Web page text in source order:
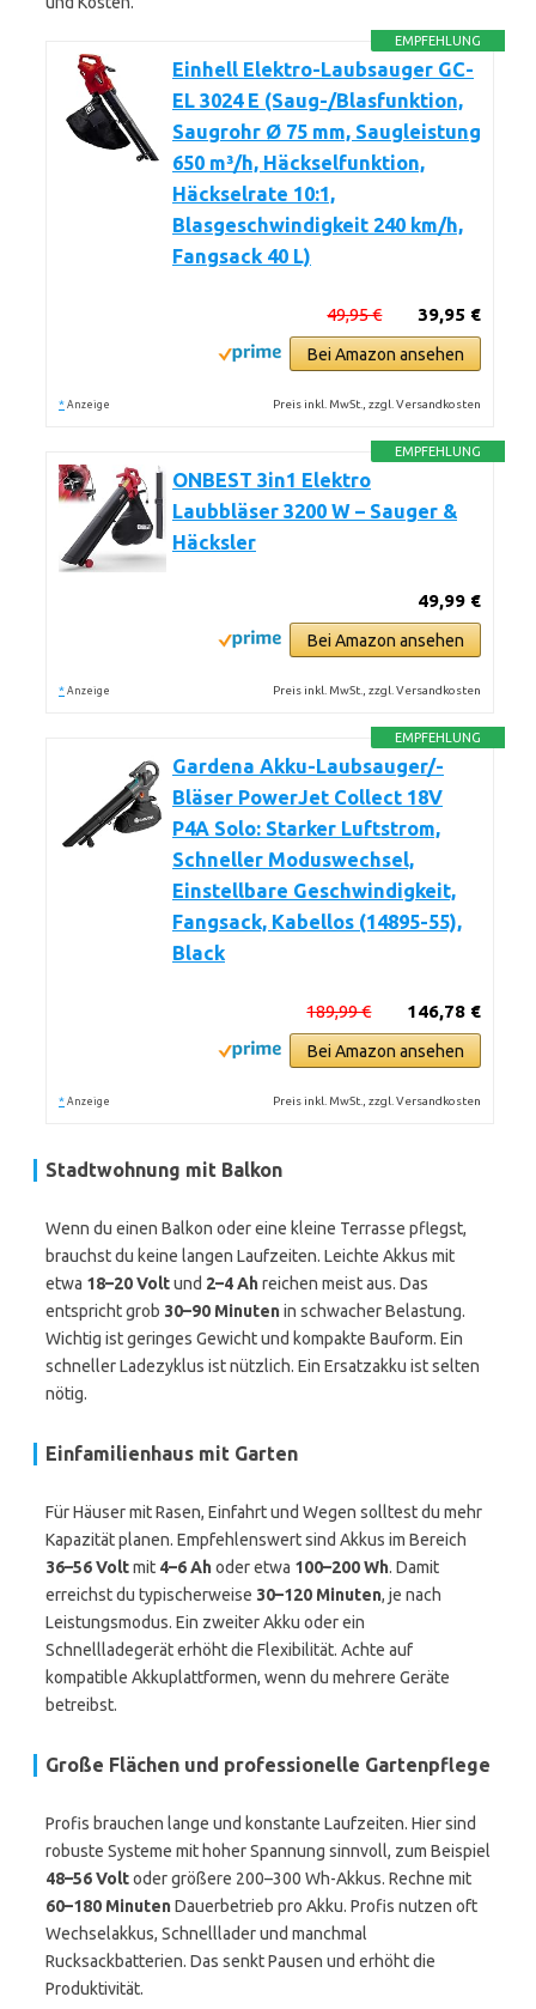
EMPFEHLUNG
Einhell Elektro-Laubsauger GC-
EL 3024 E (Saug-/Blasfunktion,
Saugrohr Ø 75 mm, Saugleistung
650 m³/h, Häckselfunktion,
Häckselrate 10:1,
Blasgeschwindigkeit 240 km/h,
Fangsack 40 L)
39,95 €
49,95 €
Bei Amazon ansehen
* Anzeige Preis inkl. MwSt., zzgl. Versandkosten
EMPFEHLUNG
ONBEST 3in1 Elektro
Laubbläser 3200 W – Sauger &
Häcksler
49,99 €
Bei Amazon ansehen
* Anzeige Preis inkl. MwSt., zzgl. Versandkosten
EMPFEHLUNG
Gardena Akku-Laubsauger/-
Bläser PowerJet Collect 18V
P4A Solo: Starker Luftstrom,
Schneller Moduswechsel,
Einstellbare Geschwindigkeit,
Fangsack, Kabellos (14895-55),
Black
146,78 €
189,99 €
Bei Amazon ansehen
* Anzeige Preis inkl. MwSt., zzgl. Versandkosten
Stadtwohnung mit Balkon
Wenn du einen Balkon oder eine kleine Terrasse pflegst,
brauchst du keine langen Laufzeiten. Leichte Akkus mit
etwa 18–20 Voltund 2–4 Ahreichen meist aus. Das
entspricht grob 30–90 Minutenin schwacher Belastung.
Wichtig ist geringes Gewicht und kompakte Bauform. Ein
schneller Ladezyklus ist nützlich. Ein Ersatzakku ist selten
nötig.
Einfamilienhaus mit Garten
Für Häuser mit Rasen, Einfahrt und Wegen solltest du mehr
Kapazität planen. Empfehlenswert sind Akkus im Bereich
36–56 Voltmit 4–6 Ahoder etwa 100–200 Wh. Damit
erreichst du typischerweise 30–120 Minuten, je nach
Leistungsmodus. Ein zweiter Akku oder ein
Schnellladegerät erhöht die Flexibilität. Achte auf
kompatible Akkuplattformen, wenn du mehrere Geräte
betreibst.
Große Flächen und professionelle Gartenpflege
Profis brauchen lange und konstante Laufzeiten. Hier sind
robuste Systeme mit hoher Spannung sinnvoll, zum Beispiel
48–56 Voltoder größere 200–300 Wh-Akkus. Rechne mit
60–180 MinutenDauerbetrieb pro Akku. Profis nutzen oft
Wechselakkus, Schnelllader und manchmal
Rucksackbatterien. Das senkt Pausen und erhöht die
Produktivität.